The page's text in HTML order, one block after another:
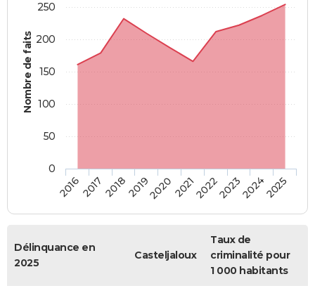
Nombre de faits
2016201720182019202020212022202320242025
0
50
100
150
200
250
Délinquance en
2025
Casteljaloux
Taux de
criminalité pour
1 000 habitants